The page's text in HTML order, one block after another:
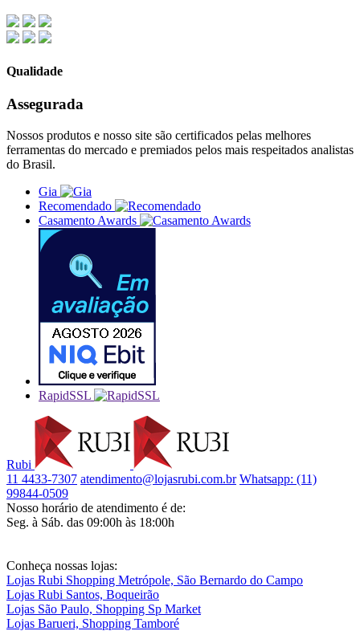
Qualidade
Assegurada
Nossos produtos e nosso site são certificados pelas melhores
ferramentas do mercado e premiados pelos mais respeitados analistas
do Brasil.
Gia
Recomendado
Casamento Awards
RapidSSL
Rubi
11 4433-7307 atendimento@lojasrubi.com.br Whatsapp: (11)
99844-0509
Nosso horário de atendimento é de:
Seg. à Sáb. das 09:00h às 18:00h
Conheça nossas lojas:
Lojas Rubi Shopping Metrópole, São Bernardo do Campo
Lojas Rubi Santos, Boqueirão
Lojas São Paulo, Shopping Sp Market
Lojas Barueri, Shopping Tamboré